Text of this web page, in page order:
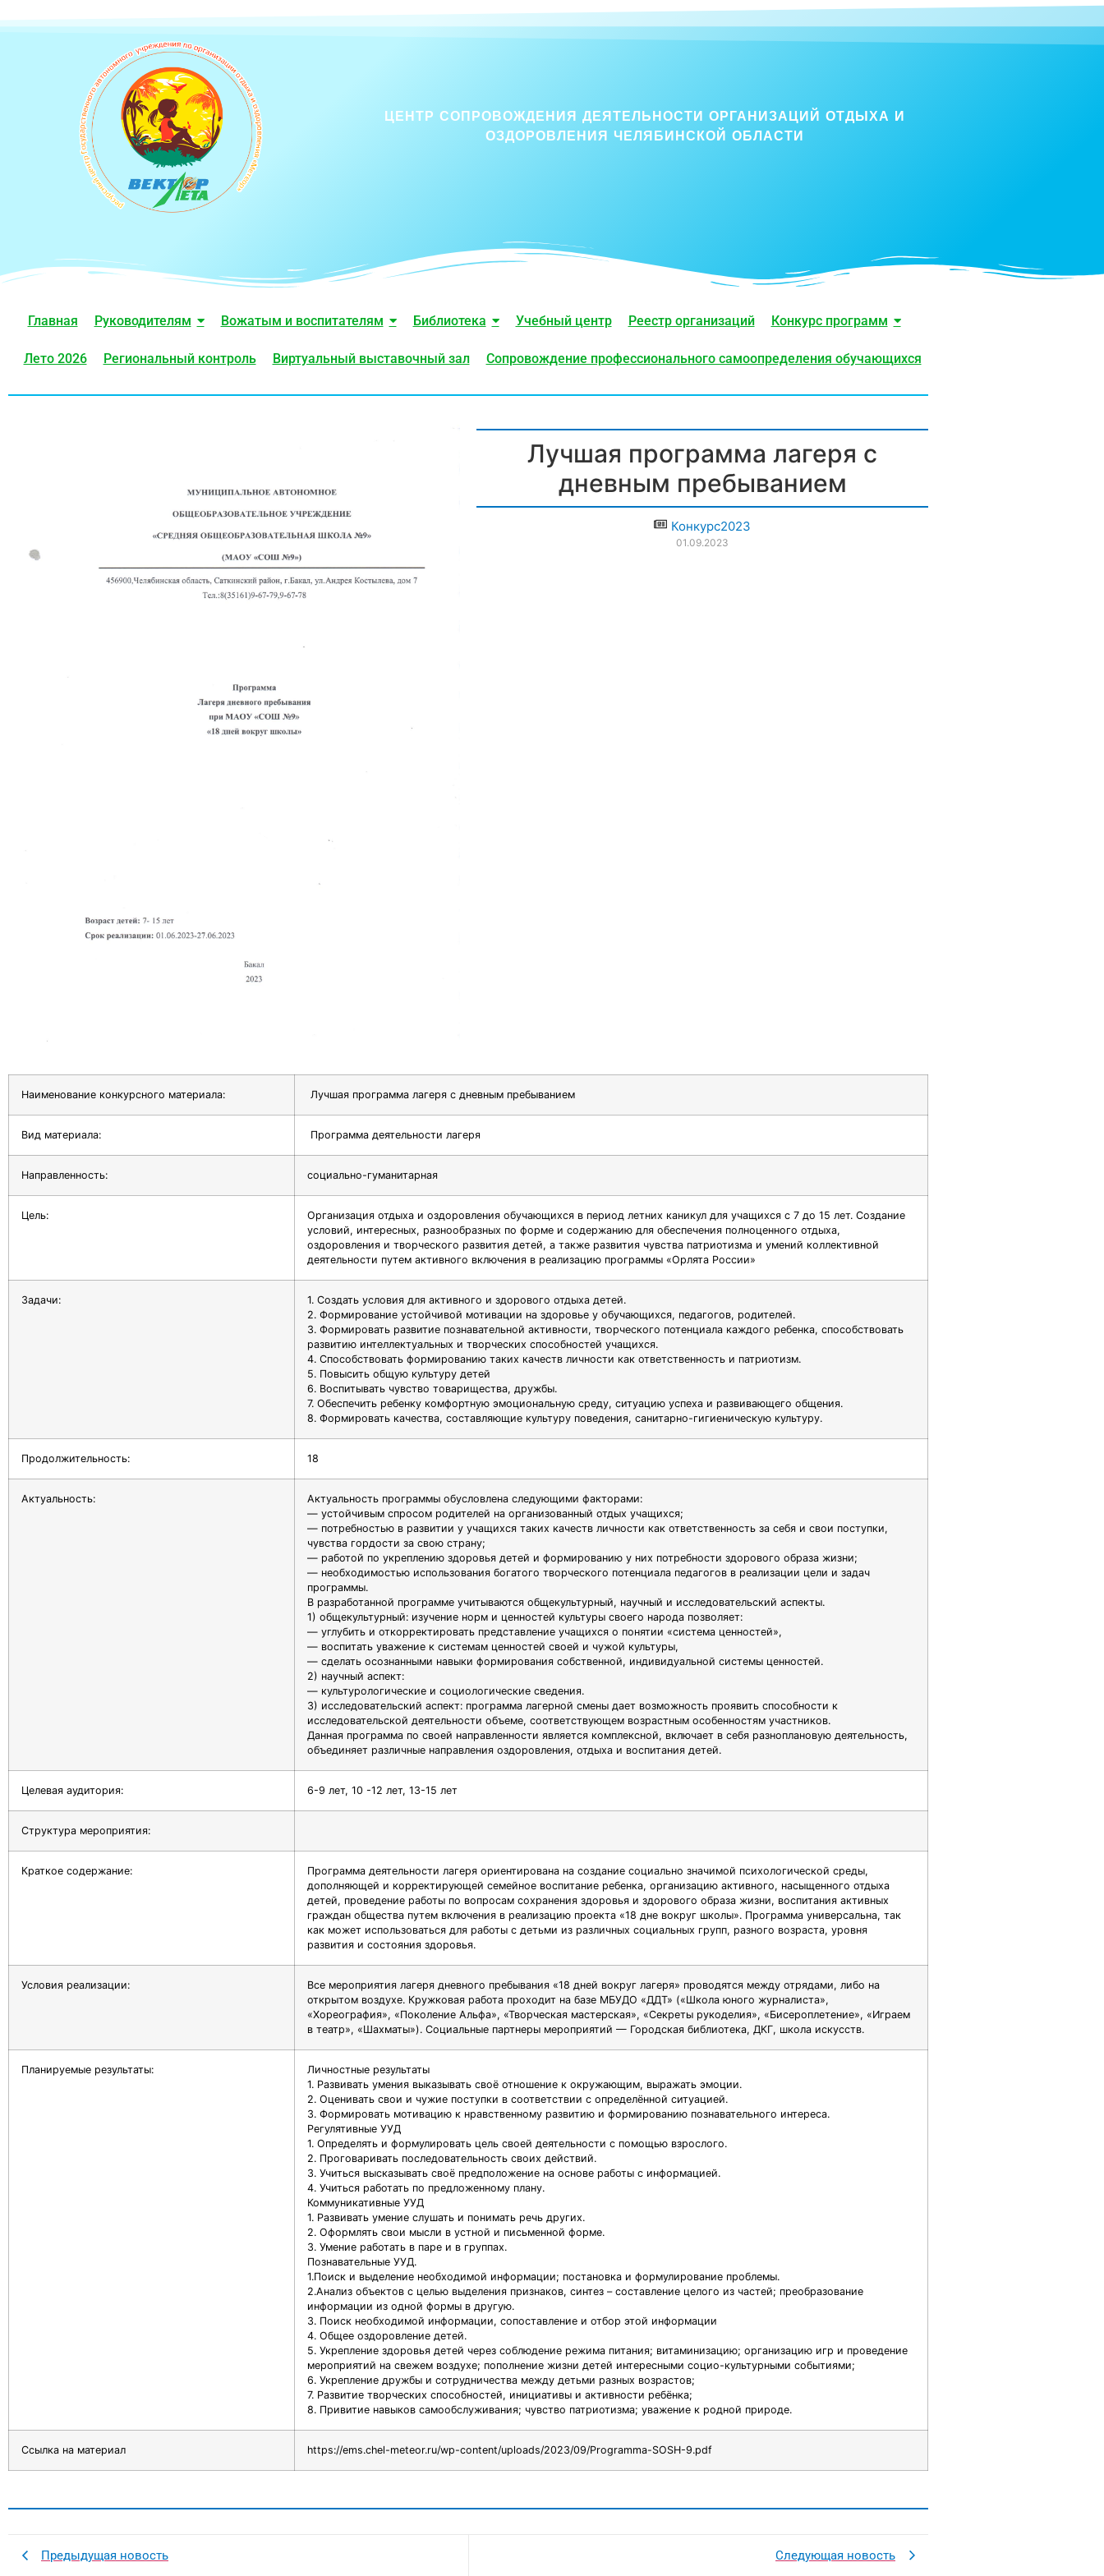
ЦЕНТР СОПРОВОЖДЕНИЯ ДЕЯТЕЛЬНОСТИ ОРГАНИЗАЦИЙ ОТДЫХА И
ОЗДОРОВЛЕНИЯ ЧЕЛЯБИНСКОЙ ОБЛАСТИ
Главная Руководителям Вожатым и воспитателям Библиотека Учебный центр Реестр организаций Конкурс программ
Лето 2026 Региональный контроль Виртуальный выставочный зал Сопровождение профессионального самоопределения обучающихся
Лучшая программа лагеря с
дневным пребыванием
Конкурс2023
01.09.2023
Наименование конкурсного материала: Лучшая программа лагеря с дневным пребыванием
Вид материала: Программа деятельности лагеря
Направленность: социально-гуманитарная
Цель:
Организация отдыха и оздоровления обучающихся в период летних каникул для учащихся с 7 до 15 лет. Создание
условий, интересных, разнообразных по форме и содержанию для обеспечения полноценного отдыха,
оздоровления и творческого развития детей, а также развития чувства патриотизма и умений коллективной
деятельности путем активного включения в реализацию программы «Орлята России»
Задачи:
1. Создать условия для активного и здорового отдыха детей.
2. Формирование устойчивой мотивации на здоровье у обучающихся, педагогов, родителей.
3. Формировать развитие познавательной активности, творческого потенциала каждого ребенка, способствовать
развитию интеллектуальных и творческих способностей учащихся.
4. Способствовать формированию таких качеств личности как ответственность и патриотизм.
5. Повысить общую культуру детей
6. Воспитывать чувство товарищества, дружбы.
7. Обеспечить ребенку комфортную эмоциональную среду, ситуацию успеха и развивающего общения.
8. Формировать качества, составляющие культуру поведения, санитарно-гигиеническую культуру.
Продолжительность: 18
Актуальность:
Актуальность программы обусловлена следующими факторами:
— устойчивым спросом родителей на организованный отдых учащихся;
— потребностью в развитии у учащихся таких качеств личности как ответственность за себя и свои поступки,
чувства гордости за свою страну;
— работой по укреплению здоровья детей и формированию у них потребности здорового образа жизни;
— необходимостью использования богатого творческого потенциала педагогов в реализации цели и задач
программы.
В разработанной программе учитываются общекультурный, научный и исследовательский аспекты.
1) общекультурный: изучение норм и ценностей культуры своего народа позволяет:
— углубить и откорректировать представление учащихся о понятии «система ценностей»,
— воспитать уважение к системам ценностей своей и чужой культуры,
— сделать осознанными навыки формирования собственной, индивидуальной системы ценностей.
2) научный аспект:
— культурологические и социологические сведения.
3) исследовательский аспект: программа лагерной смены дает возможность проявить способности к
исследовательской деятельности объеме, соответствующем возрастным особенностям участников.
Данная программа по своей направленности является комплексной, включает в себя разноплановую деятельность,
объединяет различные направления оздоровления, отдыха и воспитания детей.
Целевая аудитория: 6-9 лет, 10 -12 лет, 13-15 лет
Структура мероприятия:
Краткое содержание:
Программа деятельности лагеря ориентирована на создание социально значимой психологической среды,
дополняющей и корректирующей семейное воспитание ребенка, организацию активного, насыщенного отдыха
детей, проведение работы по вопросам сохранения здоровья и здорового образа жизни, воспитания активных
граждан общества путем включения в реализацию проекта «18 дне вокруг школы». Программа универсальна, так
как может использоваться для работы с детьми из различных социальных групп, разного возраста, уровня
развития и состояния здоровья.
Условия реализации:
Все мероприятия лагеря дневного пребывания «18 дней вокруг лагеря» проводятся между отрядами, либо на
открытом воздухе. Кружковая работа проходит на базе МБУДО «ДДТ» («Школа юного журналиста»,
«Хореография», «Поколение Альфа», «Творческая мастерская», «Секреты рукоделия», «Бисероплетение», «Играем
в театр», «Шахматы»). Социальные партнеры мероприятий — Городская библиотека, ДКГ, школа искусств.
Планируемые результаты:
Личностные результаты
1. Развивать умения выказывать своё отношение к окружающим, выражать эмоции.
2. Оценивать свои и чужие поступки в соответствии с определённой ситуацией.
3. Формировать мотивацию к нравственному развитию и формированию познавательного интереса.
Регулятивные УУД
1. Определять и формулировать цель своей деятельности с помощью взрослого.
2. Проговаривать последовательность своих действий.
3. Учиться высказывать своё предположение на основе работы с информацией.
4. Учиться работать по предложенному плану.
Коммуникативные УУД
1. Развивать умение слушать и понимать речь других.
2. Оформлять свои мысли в устной и письменной форме.
3. Умение работать в паре и в группах.
Познавательные УУД.
1.Поиск и выделение необходимой информации; постановка и формулирование проблемы.
2.Анализ объектов с целью выделения признаков, синтез – составление целого из частей; преобразование
информации из одной формы в другую.
3. Поиск необходимой информации, сопоставление и отбор этой информации
4. Общее оздоровление детей.
5. Укрепление здоровья детей через соблюдение режима питания; витаминизацию; организацию игр и проведение
мероприятий на свежем воздухе; пополнение жизни детей интересными социо-культурными событиями;
6. Укрепление дружбы и сотрудничества между детьми разных возрастов;
7. Развитие творческих способностей, инициативы и активности ребёнка;
8. Привитие навыков самообслуживания; чувство патриотизма; уважение к родной природе.
Ссылка на материал https://ems.chel-meteor.ru/wp-content/uploads/2023/09/Programma-SOSH-9.pdf
Предыдущая новость Следующая новость